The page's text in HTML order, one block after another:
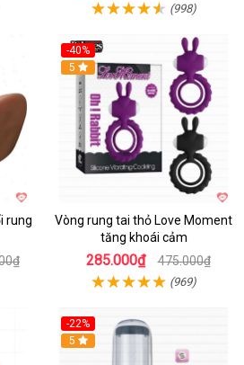
(998)
rung
-40%
5
Vòng rung tai thỏ Love Moment
tăng khoái cảm
285.000₫ 475.000₫
(969)
-22%
5